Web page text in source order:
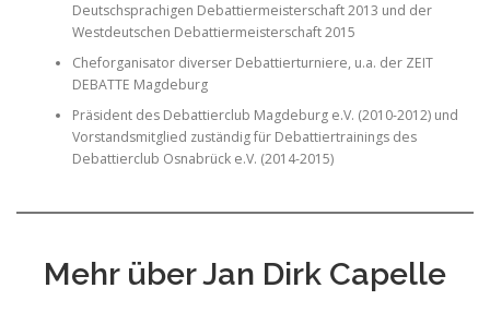
Deutschsprachigen Debattiermeisterschaft 2013 und der
Westdeutschen Debattiermeisterschaft 2015
Cheforganisator diverser Debattierturniere, u.a. der ZEIT
DEBATTE Magdeburg
Präsident des Debattierclub Magdeburg e.V. (2010-2012) und
Vorstandsmitglied zuständig für Debattiertrainings des
Debattierclub Osnabrück e.V. (2014-2015)
Mehr über Jan Dirk Capelle